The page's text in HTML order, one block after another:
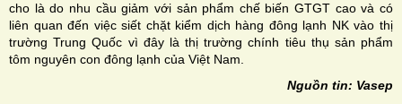
cho là do nhu cầu giảm với sản phẩm chế biến GTGT cao và có
liên quan đến việc siết chặt kiểm dịch hàng đông lạnh NK vào thị
trường Trung Quốc vì đây là thị trường chính tiêu thụ sản phẩm
tôm nguyên con đông lạnh của Việt Nam.
Nguồn tin: Vasep